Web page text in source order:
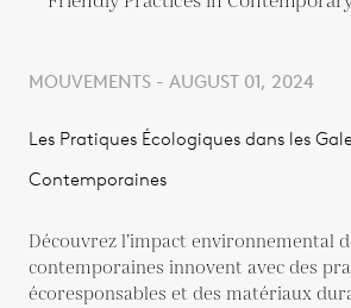
MOUVEMENTS - AUGUST 01, 2024
Les Pratiques Écologiques dans les
Contemporaines
Découvrez l’impact environnemental
contemporaines innovent avec des
écoresponsables et des matériaux